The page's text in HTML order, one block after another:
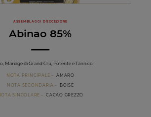
ASSEMBLAGGI D’ECCEZIONE
Abinao 85%
Mariage di Grand Cru, Potente e Tannico
NOTA PRINCIPALE AMARO
NOTA SECONDARIA BOISÉ
SINGOLARE CACAO GREZZO